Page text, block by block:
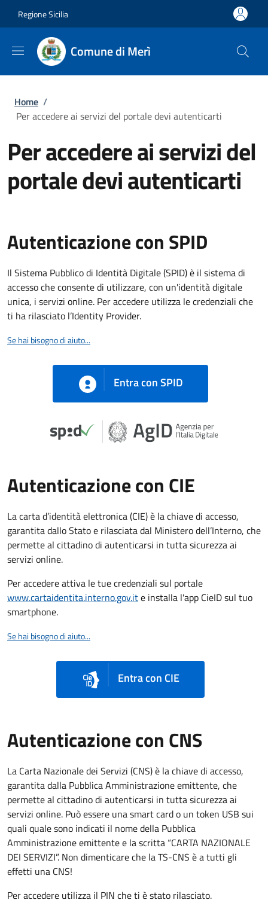
Regione Sicilia
Comune di Merì
Briciole di pane
Home /
Per accedere ai servizi del portale devi autenticarti
Per accedere ai servizi del
portale devi autenticarti
Autenticazione con SPID
Il Sistema Pubblico di Identità Digitale (SPID) è il sistema di
accesso che consente di utilizzare, con un'identità digitale
unica, i servizi online. Per accedere utilizza le credenziali che
ti ha rilasciato l’Identity Provider.
Se hai bisogno di aiuto...
Entra con SPID
Autenticazione con CIE
La carta d’identità elettronica (CIE) è la chiave di accesso,
garantita dallo Stato e rilasciata dal Ministero dell’Interno, che
permette al cittadino di autenticarsi in tutta sicurezza ai
servizi online.
Per accedere attiva le tue credenziali sul portale
www.cartaidentita.interno.gov.ite installa l'app CieID sul tuo
smartphone.
Se hai bisogno di aiuto...
Entra con CIE
Autenticazione con CNS
La Carta Nazionale dei Servizi (CNS) è la chiave di accesso,
garantita dalla Pubblica Amministrazione emittente, che
permette al cittadino di autenticarsi in tutta sicurezza ai
servizi online. Può essere una smart card o un token USB sui
quali quale sono indicati il nome della Pubblica
Amministrazione emittente e la scritta “CARTA NAZIONALE
DEI SERVIZI”. Non dimenticare che la TS-CNS è a tutti gli
effetti una CNS!
Per accedere utilizza il PIN che ti è stato rilasciato.